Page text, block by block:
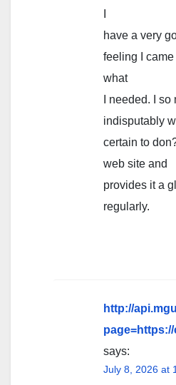
have a very
feeling I
what
I needed. I so
indisputably
certain to
web site and
provides it a
regularly.
http://
says:
July 8, 2026 at